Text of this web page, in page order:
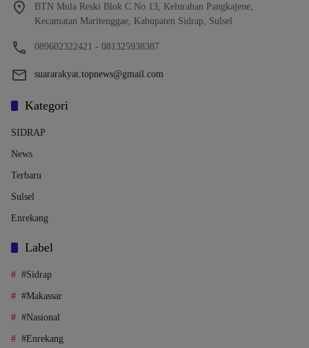
BTN Mula Reski Blok C No 13, Kelurahan Pangkajene,
Kecamatan Maritenggae, Kabupaten Sidrap, Sulsel
089602322421 - 081325938387
suararakyat.topnews@gmail.com
Kategori
SIDRAP
News
Terbaru
Sulsel
Enrekang
Label
#Sidrap
#Makassar
#Nasional
#Enrekang